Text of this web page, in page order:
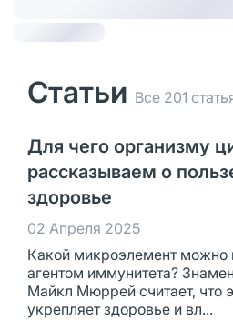
Статьи Все 201
Для чего организму
рассказываем о
здоровье
02 Апреля 2025
Какой микроэлемент можно
агентом иммунитета?
Майкл Мюррей считает, что
укрепляет здоровье и вл...